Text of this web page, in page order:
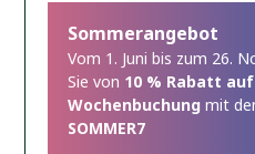
Sommerangebot
Vom 1. Juni bis zum 26.
Sie von 10 % Rabatt
Wochenbuchung mit
SOMMER7